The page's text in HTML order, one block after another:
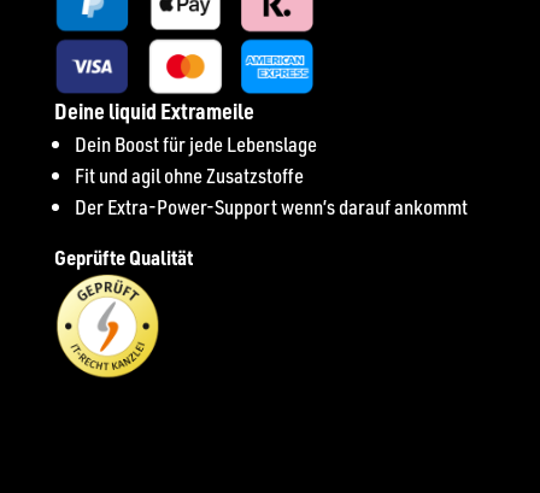
Deine liquid Extrameile
Dein Boost für jede Lebenslage
Fit und agil ohne Zusatzstoffe
Der Extra-Power-Support wenn’s darauf ankommt
Geprüfte Qualität